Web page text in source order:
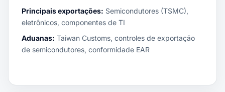
Principais exportações: Semicondutores (TSMC),
eletrônicos, componentes de TI
Aduanas: Taiwan Customs, controles de exportação
de semicondutores, conformidade EAR